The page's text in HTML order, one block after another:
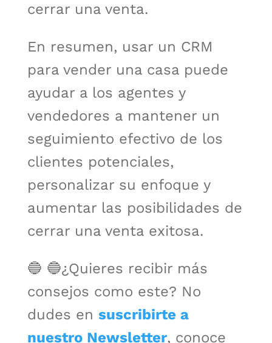
cerrar una venta.
En resumen, usar un CRM
para vender una casa puede
ayudar a los agentes y
vendedores a mantener un
seguimiento efectivo de los
clientes potenciales,
personalizar su enfoque y
aumentar las posibilidades de
cerrar una venta exitosa.
🔵 🔵¿Quieres recibir más
consejos como este? No
dudes en suscribirte a
nuestro Newsletter, conoce